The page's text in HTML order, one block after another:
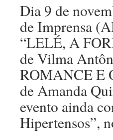
Dia 9 de
de Imprensa
“LELÉ, A
de Vilma
ROMANCE E
de Amanda
evento ainda
Hipertensos”,